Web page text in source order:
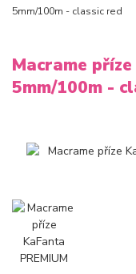
5mm/100m - classic red
Macrame
5mm/100m -